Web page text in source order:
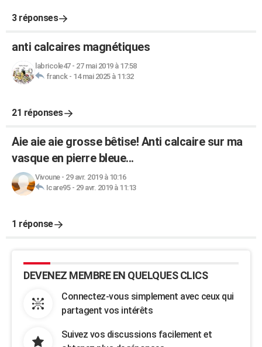
3 réponses
anti calcaires magnétiques
labricole47- 27 mai 2019 à 17:58
franck- 14 mai 2025 à 11:32
21 réponses
Aie aie aie grosse bêtise! Anti calcaire sur ma
vasque en pierre bleue...
Vivoune- 29 avr. 2019 à 10:16
Icare95- 29 avr. 2019 à 11:13
1 réponse
DEVENEZ MEMBRE EN QUELQUES CLICS
Connectez-vous simplement avec ceux qui
partagent vos intérêts
Suivez vos discussions facilement et